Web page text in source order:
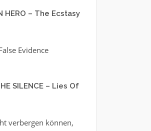
HERO – The Ecstasy
Evidence
SILENCE – Lies Of
verbergen können,